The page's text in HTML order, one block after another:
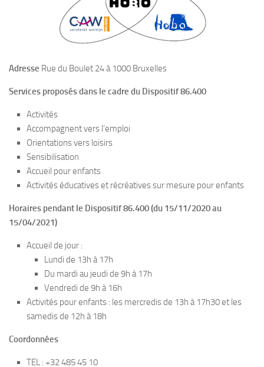
Adresse Rue du Boulet 24 à 1000 Bruxelles
Services proposés dans le cadre du Dispositif 86.400
Activités
Accompagnent vers l’emploi
Orientations vers loisirs
Sensibilisation
Accueil pour enfants
Activités éducatives et récréatives sur mesure pour enfants
Horaires pendant le Dispositif 86.400 (du 15/11/2020 au
15/04/2021)
Accueil de jour :
Lundi de 13h à 17h
Du mardi au jeudi de 9h à 17h
Vendredi de 9h à 16h
Activités pour enfants : les mercredis de 13h à 17h30 et les
samedis de 12h à 18h
Coordonnées
TEL : +32 485 45 10